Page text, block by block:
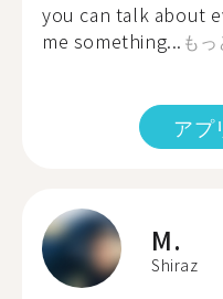
you can talk about
me something... も
アプ
M.
Shiraz